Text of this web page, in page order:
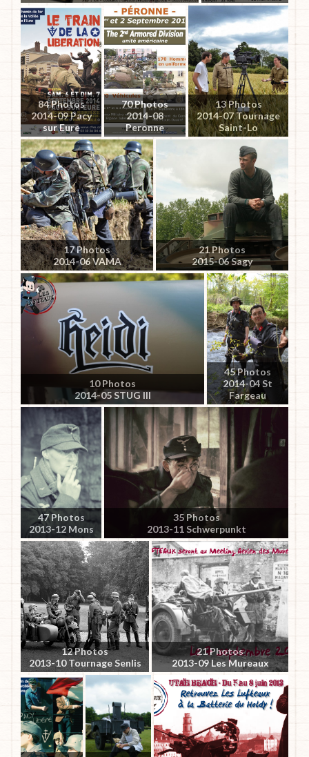
84 Photos
2014-09 Pacy
sur Eure
70 Photos
2014-08
Peronne
13 Photos
2014-07 Tournage
Saint-Lo
17 Photos
2014-06 VAMA
21 Photos
2015-06 Sagy
10 Photos
2014-05 STUG III
45 Photos
2014-04 St
Fargeau
47 Photos
2013-12 Mons
35 Photos
2013-11 Schwerpunkt
12 Photos
2013-10 Tournage Senlis
21 Photos
2013-09 Les Mureaux